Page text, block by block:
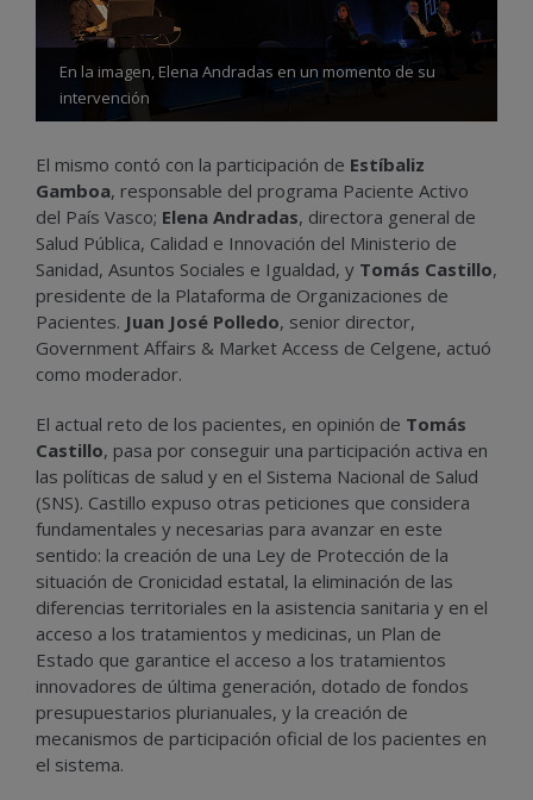
En la imagen, Elena Andradas en un momento de su
intervención
El mismo contó con la participación de Estíbaliz
Gamboa, responsable del programa Paciente Activo
del País Vasco; Elena Andradas, directora general de
Salud Pública, Calidad e Innovación del Ministerio de
Sanidad, Asuntos Sociales e Igualdad, y Tomás Castillo,
presidente de la Plataforma de Organizaciones de
Pacientes. Juan José Polledo, senior director,
Government Affairs & Market Access de Celgene, actuó
como moderador.
El actual reto de los pacientes, en opinión de Tomás
Castillo, pasa por conseguir una participación activa en
las políticas de salud y en el Sistema Nacional de Salud
(SNS). Castillo expuso otras peticiones que considera
fundamentales y necesarias para avanzar en este
sentido: la creación de una Ley de Protección de la
situación de Cronicidad estatal, la eliminación de las
diferencias territoriales en la asistencia sanitaria y en el
acceso a los tratamientos y medicinas, un Plan de
Estado que garantice el acceso a los tratamientos
innovadores de última generación, dotado de fondos
presupuestarios plurianuales, y la creación de
mecanismos de participación oficial de los pacientes en
el sistema.